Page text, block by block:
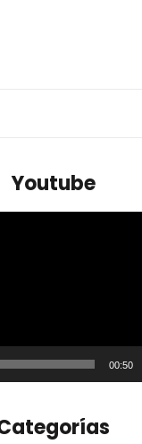
Youtube
00:50